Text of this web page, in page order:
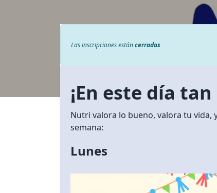
Las inscripciones estáncerradas
¡En este día
Nutri valora lo bueno, valora tu vida,
semana:
Lunes